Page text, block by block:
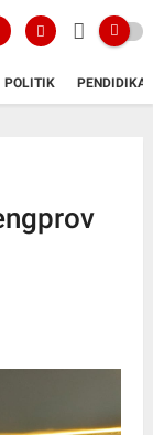
POLITIK